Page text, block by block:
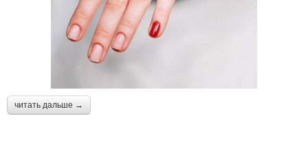
читать дальше →